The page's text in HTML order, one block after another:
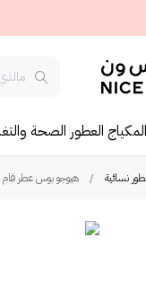
المكياج العطور الصحة
نسائية / هيوجو بوس عطر فام